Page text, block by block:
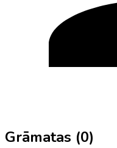
Grāmatas (0)